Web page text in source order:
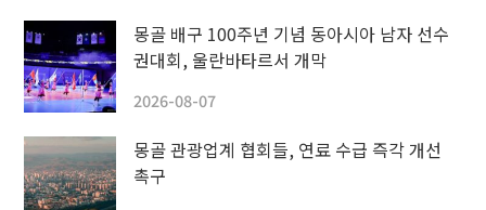
몽골 배구 100주년 기념 동아시아 남자 선수
권대회, 울란바타르서 개막
2026-08-07
몽골 관광업계 협회들, 연료 수급 즉각 개선
촉구